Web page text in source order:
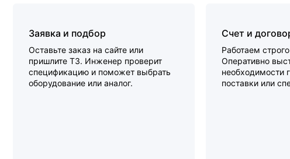
Заявка и подбор
Оставьте заказ на сайте или
пришлите ТЗ. Инженер проверит
спецификацию и поможет выбрать
оборудование или аналог.
Счет и
Работаем
Оперативно
необходимости
поставки или